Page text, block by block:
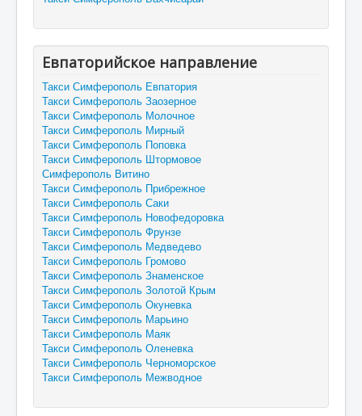
Евпаторийское направление
Такси Симферополь Евпатория
Такси Симферополь Заозерное
Такси Симферополь Молочное
Такси Симферополь Мирный
Такси Симферополь Поповка
Такси Симферополь Штормовое
Симферополь Витино
Такси Симферополь Прибрежное
Такси Симферополь Саки
Такси Симферополь Новофедоровка
Такси Симферополь Фрунзе
Такси Симферополь Медведево
Такси Симферополь Громово
Такси Симферополь Знаменское
Такси Симферополь Золотой Крым
Такси Симферополь Окуневка
Такси Симферополь Марьино
Такси Симферополь Маяк
Такси Симферополь Оленевка
Такси Симферополь Черноморское
Такси Симферополь Межводное